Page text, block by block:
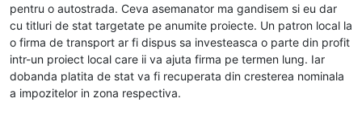
pentru o autostrada. Ceva asemanator ma gandisem si eu dar
cu titluri de stat targetate pe anumite proiecte. Un patron local la
o firma de transport ar fi dispus sa investeasca o parte din profit
intr-un proiect local care ii va ajuta firma pe termen lung. Iar
dobanda platita de stat va fi recuperata din cresterea nominala
a impozitelor in zona respectiva.